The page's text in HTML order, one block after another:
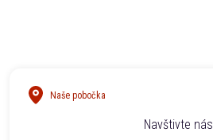
Naše pobočka
Navštivte nás